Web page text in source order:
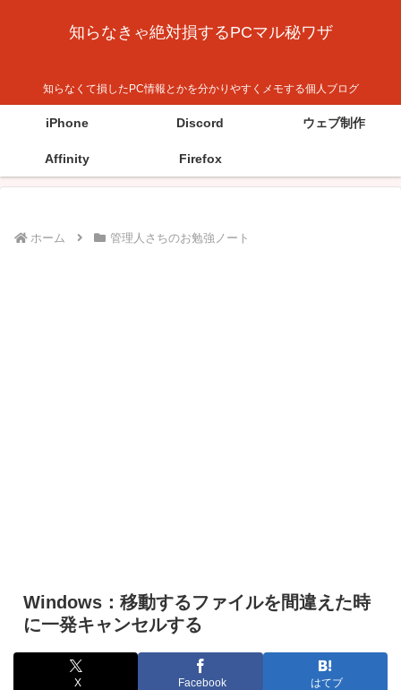
知らなきゃ絶対損するPCマル秘ワザ
知らなくて損したPC情報とかを分かりやすくメモする個人ブログ
iPhone Discord ウェブ制作
Affinity Firefox
ホーム 管理人さちのお勉強ノート
Windows：移動するファイルを間違えた時
に一発キャンセルする
X Facebook はてブ